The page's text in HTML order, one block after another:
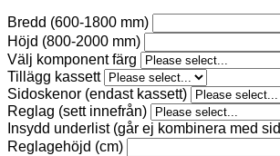
Bredd (600-1800 mm)
Höjd (800-2000 mm)
Välj komponent färg
Tillägg kassett
Sidoskenor (endast kassett)
Reglag (sett innefrån)
Insydd underlist (går ej kombinera med
Reglagehöjd (cm)